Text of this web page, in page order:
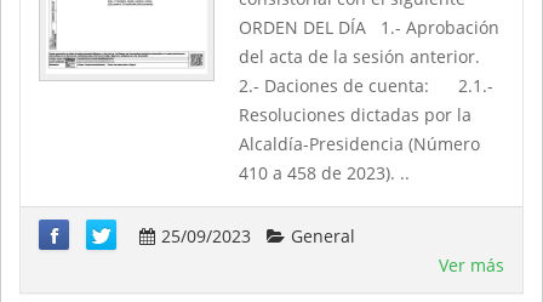
ORDEN DEL DÍA 1.- Aprobación
del acta de la sesión anterior.
2.- Daciones de cuenta: 2.1.-
Resoluciones dictadas por la
Alcaldía-Presidencia (Número
410 a 458 de 2023). ..
25/09/2023
General
Ver más